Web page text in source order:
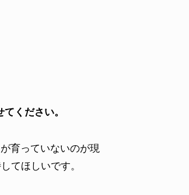
ください。
育っていないのが現
てほしいです。